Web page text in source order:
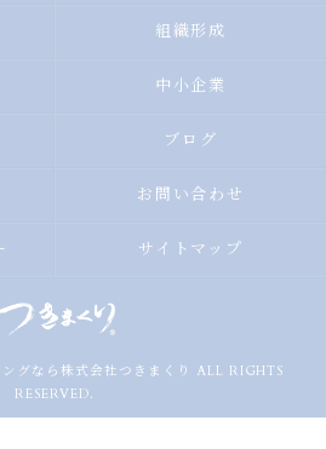
組織形成
中小企業
ブログ
お問い合わせ
サイトマップ
グなら株式会社つきまくり ALL RIGHTS
RESERVED.